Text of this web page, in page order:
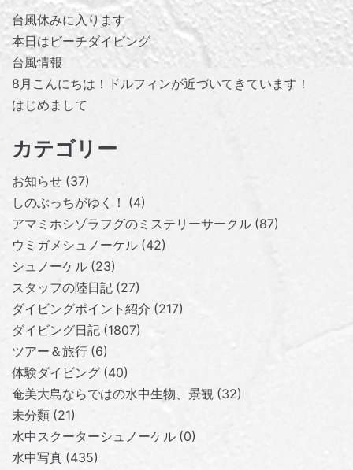
台風休みに入ります
本日はビーチダイビング
台風情報
8月こんにちは！ドルフィンが近づいてきています！
はじめまして
カテゴリー
お知らせ 37
しのぶっちがゆく！
4
アマミホシゾラフグのミステリーサークル 87
ウミガメシュノーケル 42
シュノーケル 23
スタッフの陸日記 27
ダイビングポイント紹介 217
ダイビング日記 1807
ツアー＆旅行 6
体験ダイビング 40
奄美大島ならではの水中生物、景観 32
未分類 21
水中スクーターシュノーケル 0
水中写真 435